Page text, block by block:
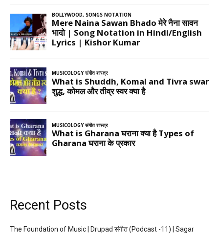
Recent Posts
The Foundation of Music | Drupad संगीत (Podcast -11) | Sagar